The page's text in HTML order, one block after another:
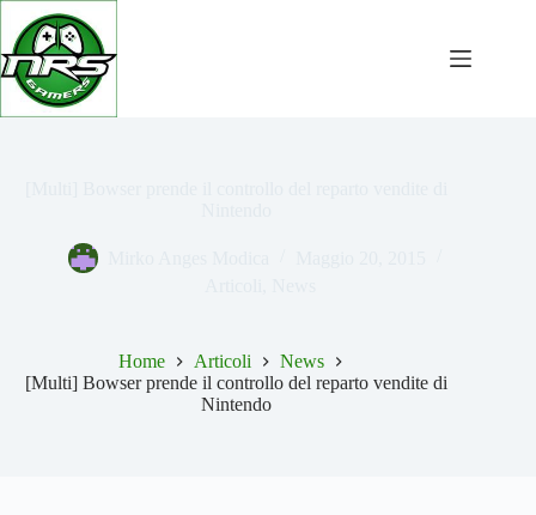
Salta
contenuto
Home Articoli
News
[Multi] Bowser prende il controllo del reparto vendite di
Nintendo